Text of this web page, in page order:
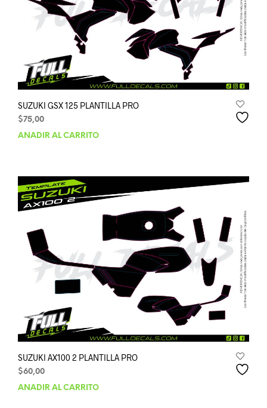
SUZUKI GSX 125 PLANTILLA PRO
$75,00
AÑADIR AL CARRITO
SUZUKI AX100 2 PLANTILLA PRO
$60,00
AÑADIR AL CARRITO